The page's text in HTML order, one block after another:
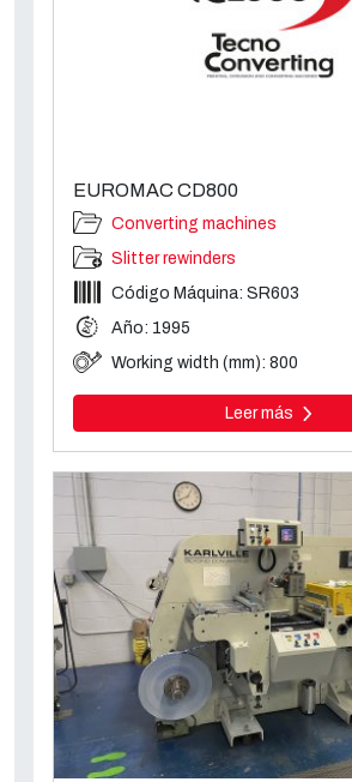
EUROMAC CD800
Converting machines
Slitter rewinders
Código Máquina: SR603
Año: 1995
Working width (mm): 800
Leer más